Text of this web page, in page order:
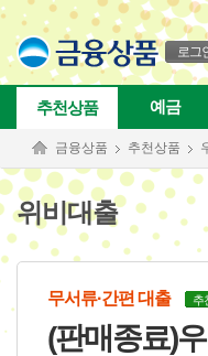
본문으로 바로가기
푸터 바로가기
로그
추천상품 예금
금융상품 추천상품
위비대출
(판매종료)
무서류·간편 대출 추